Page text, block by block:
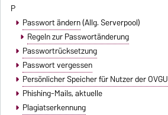
P
Passwort ändern(Allg. Serverpool)
Regeln zur Passwortänderung
Passwortrücksetzung
Passwort vergessen
Persönlicher Speicher für Nutzer der OVGU
Phishing-Mails, aktuelle
Plagiatserkennung